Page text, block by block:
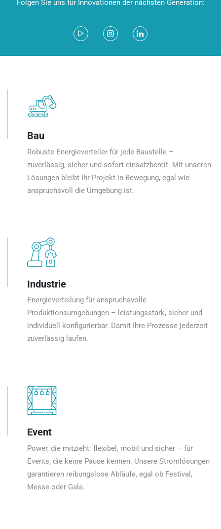
Folgen Sie uns für Innovationen der nächsten Generation:
Bau
Robuste Energieverteiler für jede Baustelle –
zuverlässig, sicher und sofort einsatzbereit. Mit unseren
Lösungen bleibt Ihr Projekt in Bewegung, egal wie
anspruchsvoll die Umgebung ist.
Industrie
Energieverteilung für anspruchsvolle
Produktionsumgebungen – leistungsstark, sicher und
individuell konfigurierbar. Damit Ihre Prozesse jederzeit
zuverlässig laufen.
Event
Power, die mitzieht: flexibel, mobil und sicher – für
Events, die keine Pause kennen. Unsere Stromlösungen
garantieren reibungslose Abläufe, egal ob Festival,
Messe oder Gala.